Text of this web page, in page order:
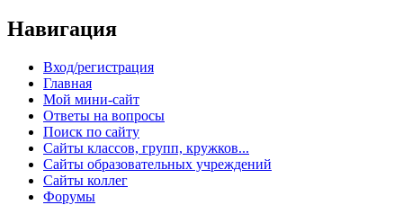
Навигация
Вход/регистрация
Главная
Мой мини-сайт
Ответы на вопросы
Поиск по сайту
Сайты классов, групп, кружков...
Сайты образовательных учреждений
Сайты коллег
Форумы